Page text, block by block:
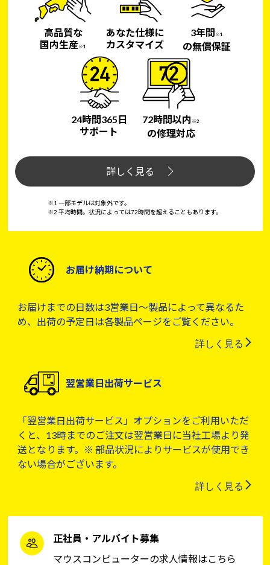
高品質な
国内生産※1
あなた仕様に
カスタマイズ
3年間 ※1
の無償保証
24時間365日
サポート
72時間以内 ※2
の修理対応
詳しく見る
※1 一部モデルは対象外です。
※2 平均時間。状況によっては72時間を超えることもあります。
お届け納期について
お届けまでの日数は3営業日～製品によって異なるた
め、出荷の予定日は各製品ページをご覧ください。
詳しく見る
翌営業日出荷サービス
「翌営業日出荷サービス」オプションをご利用いただ
くと、13時までのご注文は翌営業日に当社工場より発
送となります。※ 部品状況によりサービスが使用でき
ない場合がございます。
詳しく見る
正社員・アルバイト募集
マウスコンピューターの求人情報はこちら